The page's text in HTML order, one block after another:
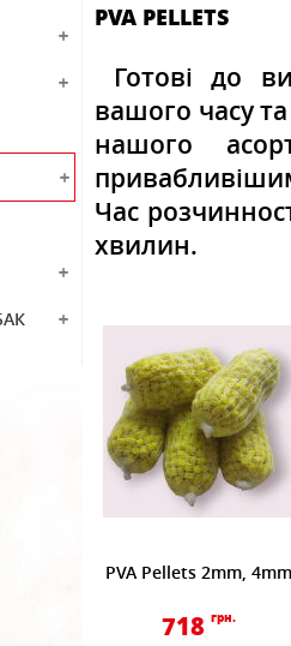
PVA PELLETS
Готові до
вашого часу
нашого
Час
хвилин.
PVA Pellets 2mm, 4mm
718 грн.